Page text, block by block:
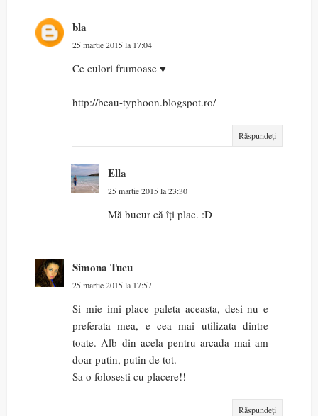
bla
25 martie 2015 la 17:04
Ce culori frumoase ♥
http://beau-typhoon.blogspot.ro/
Răspundeți
Ella
25 martie 2015 la 23:30
Mă bucur că îți plac. :D
Simona Tucu
25 martie 2015 la 17:57
Si mie imi place paleta aceasta, desi nu e
preferata mea, e cea mai utilizata dintre
toate. Alb din acela pentru arcada mai am
doar putin, putin de tot.
Sa o folosesti cu placere!!
Răspundeți